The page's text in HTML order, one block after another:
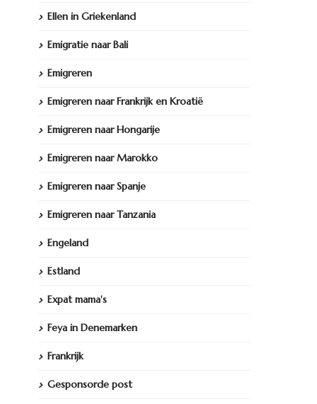
Ellen in Griekenland
Emigratie naar Bali
Emigreren
Emigreren naar Frankrijk en Kroatië
Emigreren naar Hongarije
Emigreren naar Marokko
Emigreren naar Spanje
Emigreren naar Tanzania
Engeland
Estland
Expat mama's
Feya in Denemarken
Frankrijk
Gesponsorde post